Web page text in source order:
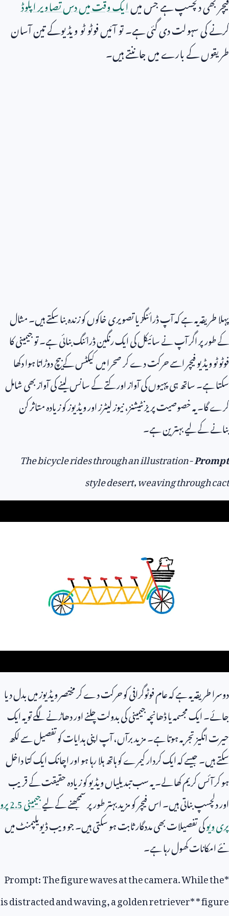
فیچر بھی دلچسپ ہے جس میںایک وقت میں دس تصاویر اپلوڈ
کرنے کی سہولت دی گئی ہے۔ تو آئیں فوٹو ٹو ویڈیوکے تین آسان
طریقوں کے بارے میں جاننتے ہیں۔
پہلا طریقہ یہ ہے کہ آپ ڈرائنگز یا تصویری خاکوں کو زندہ بنا سکتے ہیں۔ مثال
کے طور پر اگر آپ نے سائیکل کی ایک رنگین ڈرائنگ بنائی ہے۔ تو جیمینی کا
فوٹو ٹو ویڈیو فیچر اسے حرکت دے کر صحرا میں کیکٹس کے بیچ دوڑاتا ہوا دکھا
سکتا ہے۔ ساتھ ہی پہیوں کی آواز اور کتے کے سانس لینے کی آواز بھی شامل
کرے گا۔ یہ خصوصیت پریزنٹیشنز، نیوز لیٹرز اور ویڈیوز کو زیادہ متاثر کن
بنانے کے لیے بہترین ہے۔
Prompt
The bicycle rides through an illustration-
style desert, weaving through cact
دوسرا طریقہ یہ ہے کہ عام فوٹوگرافی کو حرکت دے کر مختصر ویڈیوز میں بدل دیا
جائے۔ ایک مجسمہ یا ڈھانچہ جیمینی کی بدولت چلنے اور دھاڑنے لگے تو یہ ایک
حیرت انگیز تجربہ ہوتا ہے۔ مزید برآں، آپ اپنی ہدایات کو تفصیل سے لکھ
سکتے ہیں۔ جیسے کہ ایک کردار کیمرے کو ہاتھ ہلا رہا ہو اور اچانک ایک کتا داخل
ہو کر آئس کریم کھا لے۔ یہ سب تبدیلیاں ویڈیو کو زیادہ حقیقت کے قریب
اور دلچسپ بناتی ہیں۔ اس فیچر کو مزید بہتر طور پر سمجھنے کے لیےجیمینی2.5پرو
پری ویوکی تفصیلات بھی مددگار ثابت ہو سکتی ہیں۔ جو ویب ڈیویلپمنٹ میں
نئے امکانات کھول رہا ہے۔
*
Prompt: The figure waves at the camera. While the
figure
* *
is distracted and waving, a golden retriever